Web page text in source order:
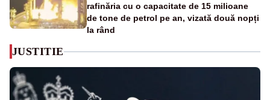
rafinăria cu o capacitate de 15 milioane
de tone de petrol pe an, vizată două nopți
la rând
JUSTITIE